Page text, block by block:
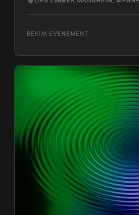
BEKIJK EVENEMENT